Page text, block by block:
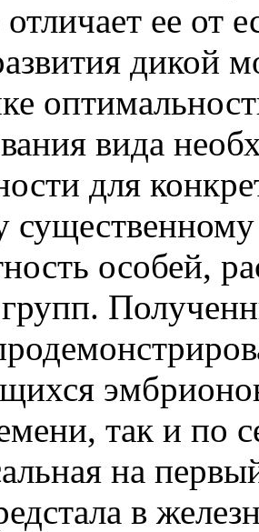
отличает ее от
дикой
вида
для
особей,
так и по
на
в